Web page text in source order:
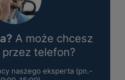
A może chcesz
telefon?
naszego eksperta (pn.-